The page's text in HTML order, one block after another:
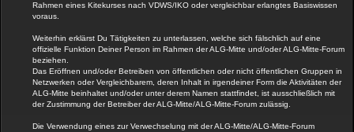
Rahmen eines Kitekurses nach VDWS/IKO oder vergleichbar erlangtes Basiswissen
voraus.
Weiterhin erklärst Du Tätigkeiten zu unterlassen, welche sich fälschlich auf eine
offizielle Funktion Deiner Person im Rahmen der ALG-Mitte und/oder ALG-Mitte-Forum
beziehen.
Das Eröffnen und/oder Betreiben von öffentlichen oder nicht öffentlichen Gruppen in
Netzwerken oder Vergleichbarem, deren Inhalt in irgendeiner Form die Aktivitäten der
ALG-Mitte beinhaltet und/oder unter derem Namen stattfindet, ist ausschließlich mit
der Zustimmung der Betreiber der ALG-Mitte/ALG-Mitte-Forum zulässig.
Die Verwendung eines zur Verwechselung mit der ALG-Mitte/ALG-Mitte-Forum